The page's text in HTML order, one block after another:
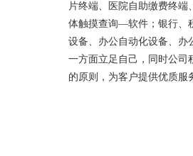
片终端、医院自助缴费终
体触摸查询—软件；银行、
设备、办公自动化设备、办
一方面立足自己，同时公司
的原则，为客户提供优质服